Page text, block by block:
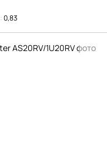
0,83